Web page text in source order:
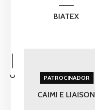
BIATEX
PATROCINADOR
CAIMI E LIAISON
C